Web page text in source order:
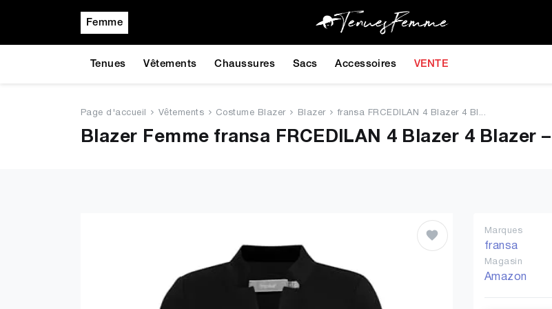
Femme
Tenues Vêtements Chaussures Sacs Accessoires VENTE
Page d'accueil Vêtements Costume Blazer Blazer fransa FRCEDILAN 4 Blazer 4 Bl...
Blazer Femme fransa FRCEDILAN 4 Blazer 4 Blazer
Marques
fransa
Magasin
Amazon